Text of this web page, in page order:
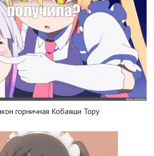
горничная Кобаяши Тору